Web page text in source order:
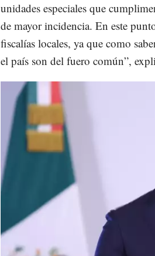
unidades especiales que
de mayor incidencia. En este
fiscalías locales, ya que como
el país son del fuero común”,